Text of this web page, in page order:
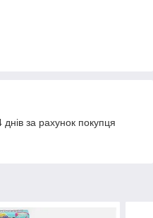
за рахунок покупця